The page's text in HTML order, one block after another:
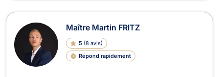
Maître Martin FRITZ
5 (8 avis)
Répond rapidement